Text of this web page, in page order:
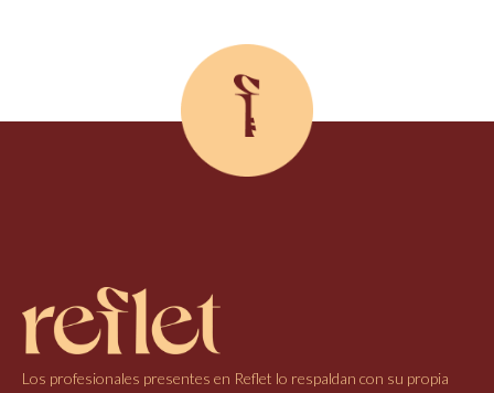
Los profesionales presentes en Reflet lo respaldan con su propia